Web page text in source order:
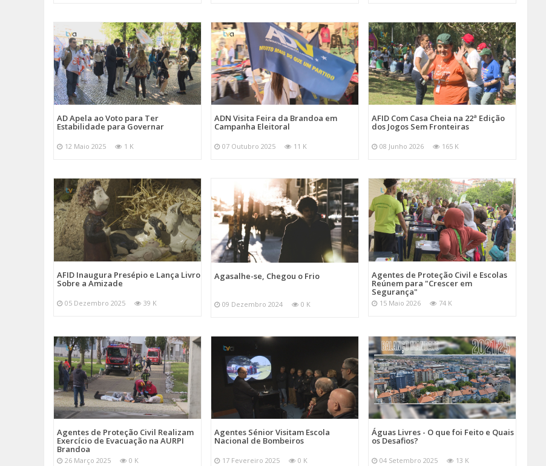
AD Apela ao Voto para Ter
Estabilidade para Governar
12 Maio 2025 1 K
ADN Visita Feira da Brandoa em
Campanha Eleitoral
07 Outubro 2025 11 K
AFID Com Casa Cheia na 22ª Edição
dos Jogos Sem Fronteiras
08 Junho 2026 165 K
AFID Inaugura Presépio e Lança Livro
Sobre a Amizade
05 Dezembro 2025 39 K
Agasalhe-se, Chegou o Frio
09 Dezembro 2024 0 K
Agentes de Proteção Civil e Escolas
Reúnem para "Crescer em
Segurança"
15 Maio 2026 74 K
Agentes de Proteção Civil Realizam
Exercício de Evacuação na AURPI
Brandoa
26 Março 2025 0 K
Agentes Sénior Visitam Escola
Nacional de Bombeiros
17 Fevereiro 2025 0 K
Águas Livres - O que foi Feito e Quais
os Desafios?
04 Setembro 2025 13 K